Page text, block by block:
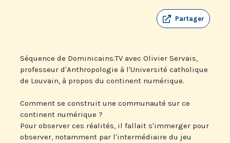
Partager
Séquence de Dominicains.TV avec Olivier Servais,
professeur d'Anthropologie à l'Université catholique
de Louvain, à propos du continent numérique.
Comment se construit une communauté sur ce
continent numérique ?
Pour observer ces réalités, il fallait s'immerger pour
observer, notamment par l'intermédiaire du jeu